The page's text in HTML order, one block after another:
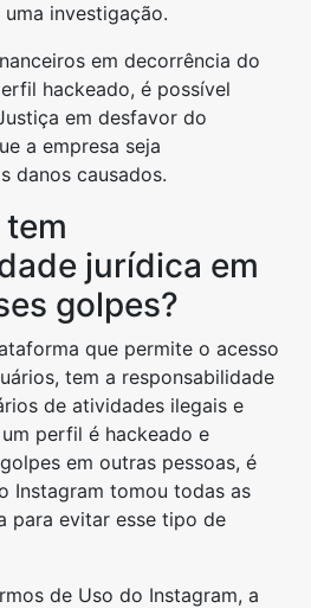
investigação.
em decorrência do
hackeado, é possível
em desfavor do
a empresa seja
danos causados.
jurídica em
golpes?
que permite o acesso
tem a responsabilidade
de atividades ilegais e
perfil é hackeado e
em outras pessoas, é
Instagram tomou todas as
para evitar esse tipo de
de Uso do Instagram, a